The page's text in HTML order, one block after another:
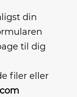
din
til dig
filer eller